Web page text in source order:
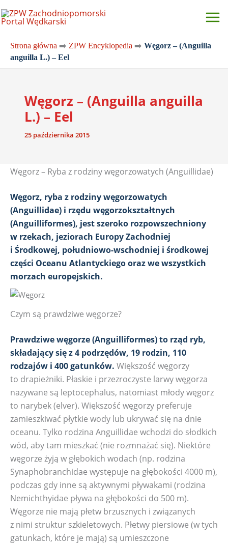
do
Strona główna ➡️ ZPW Encyklopedia ➡️ Węgorz – (Anguilla
anguilla L.) – Eel
Węgorz – (Anguilla anguilla
L.) – Eel
25 października 2015
Węgorz – Ryba z rodziny węgorzowatych (Anguillidae)
Węgorz, ryba z rodziny węgorzowatych
(Anguillidae) i rzędu węgorzokształtnych
(Anguilliformes), jest szeroko rozpowszechniony
w rzekach, jeziorach Europy Zachodniej
i Środkowej, południowo-wschodniej i środkowej
części Oceanu Atlantyckiego oraz we wszystkich
morzach europejskich.
Czym są prawdziwe węgorze?
Prawdziwe węgorze (Anguilliformes) to rząd ryb,
składający się z 4 podrzędów, 19 rodzin, 110
rodzajów i 400 gatunków. Większość węgorzy
to drapieżniki. Płaskie i przezroczyste larwy węgorza
nazywane są leptocephalus, natomiast młody węgorz
to narybek (elver). Większość węgorzy preferuje
zamieszkiwać płytkie wody lub ukrywać się na dnie
oceanu. Tylko rodzina Anguillidae wchodzi do słodkich
wód, aby tam mieszkać (nie rozmnażać się). Niektóre
węgorze żyją w głębokich wodach (np. rodzina
Synaphobranchidae występuje na głębokości 4000 m),
podczas gdy inne są aktywnymi pływakami (rodzina
Nemichthyidae pływa na głębokości do 500 m).
Węgorze nie mają płetw brzusznych i związanych
z nimi struktur szkieletowych. Płetwy piersiowe (w tych
gatunkach, które je mają) są umieszczone